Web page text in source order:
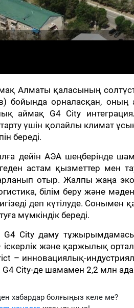
Алматы қаласының
бойында орналасқан, оның
аймақ G4 City
үшін қолайлы климат
береді.
дейін АЭА шеңберінде
астам қызметтер мен
отыр. Жалпы жаңа
білім беру және
деп күтілуде. Сонымен
мүмкіндік береді.
G4 City даму
іскерлік және қаржылық
– инновациялық-
G4 City-де шамамен 2,2 млн
хабардар болғыңыз келе ме?